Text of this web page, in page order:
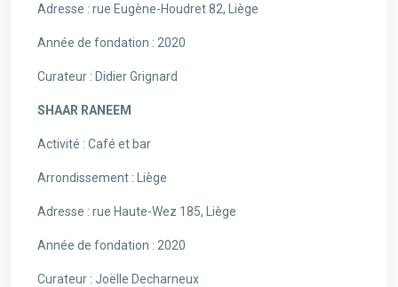
Adresse : rue Eugène-Houdret 82, Liège
Année de fondation : 2020
Curateur : Didier Grignard
SHAAR RANEEM
Activité : Café et bar
Arrondissement : Liège
Adresse : rue Haute-Wez 185, Liège
Année de fondation : 2020
Curateur : Joëlle Decharneux